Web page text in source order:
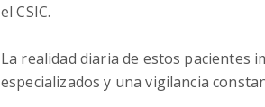
el CSIC.
La realidad diaria de estos pacientes
especializados y una vigilancia